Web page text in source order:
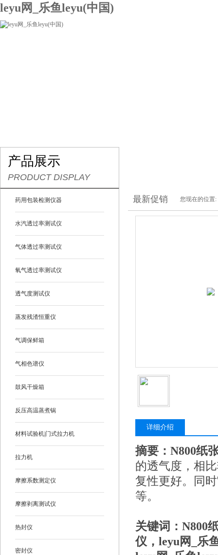
leyu网_乐鱼leyu(中国)
产品展示
PRODUCT DISPLAY
药用包装检测仪器
水汽透过率测试仪
气体透过率测试仪
氧气透过率测试仪
透气度测试仪
蒸发残渣恒重仪
气调保鲜箱
气相色谱仪
鼓风干燥箱
反压高温蒸煮锅
材料试验机|门式拉力机
拉力机
摩擦系数测定仪
摩擦剥离测试仪
热封仪
密封仪
最新促销 您现在的位置:
详细介绍
摘要：N800纸
的透气度，相
复性更好。同
等。
关键词：N800
仪，leyu网_乐